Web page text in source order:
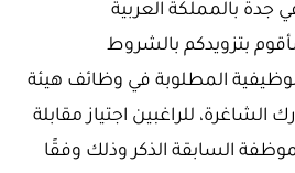
بالمملكة العربية
بتزويدكم بالشروط
المطلوبة في وظائف هيئة
الشاغرة، للراغبين اجتياز مقابلة
السابقة الذكر وذلك وفقًا